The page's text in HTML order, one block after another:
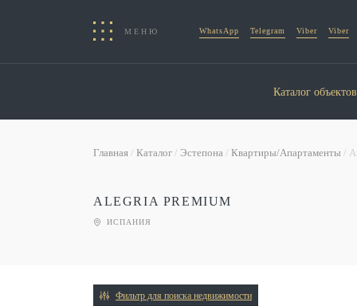
МЕНЮ WhatsApp Telegram Viber Viber
Каталог объектов
Главная / Каталог / Эстепона / Квартиры/Апартаменты /
ALEGRIA PREMIUM
ИСПАНИЯ
Фильтр для поиска недвижимости